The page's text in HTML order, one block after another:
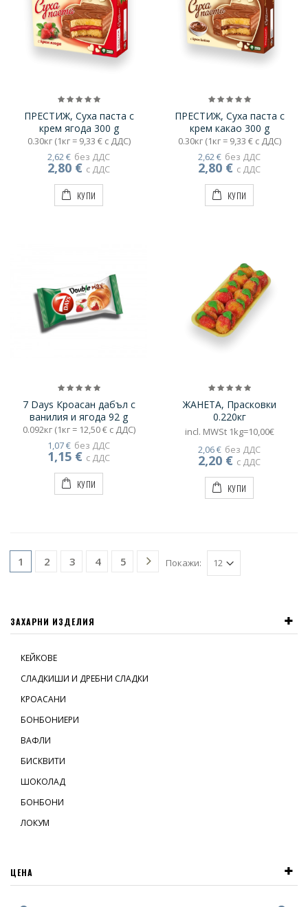
хидроген карбонат,
консервант - калиев
сорбат. Може да съдържа
следи от ядки. Съдържа
глутен и соеви продукти.
Не съдържа генетично
модифицирани съставки!
ПРЕСТИЖ, Суха паста с
крем ягода 300 g
0.30кг (1кг = 9,33 € с ДДС)
без ДДС
2,62 €
с ДДС
2,80 €
КУПИ
ПРЕСТИЖ, Суха паста с
крем какао 300 g
0.30кг (1кг = 9,33 € с ДДС)
без ДДС
2,62 €
с ДДС
2,80 €
КУПИ
7 Days Кроасан дабъл с
ванилия и ягода 92 g
0.092кг (1кг = 12,50 € с ДДС)
без ДДС
1,07 €
с ДДС
1,15 €
КУПИ
ЖАНЕТА, Прасковки
0.220кг
incl. MWSt 1kg=10,00€
без ДДС
2,06 €
с ДДС
2,20 €
КУПИ
1 2 3 4 5 Покажи:
ЗАХАРНИ ИЗДЕЛИЯ
КЕЙКОВЕ
СЛАДКИШИ И ДРЕБНИ СЛАДКИ
КРОАСАНИ
БОНБОНИЕРИ
ВАФЛИ
БИСКВИТИ
ШОКОЛАД
БОНБОНИ
ЛОКУМ
ЦЕНА